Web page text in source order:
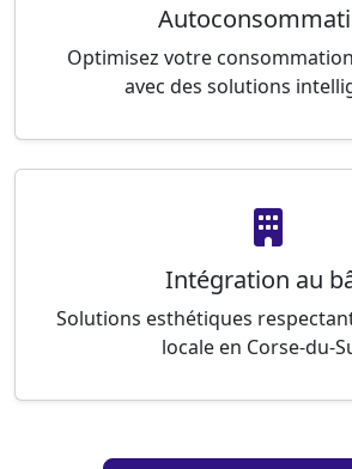
Optimisez votre
avec des solutions
Intégration au
Solutions esthétiques
locale en Corse-du-